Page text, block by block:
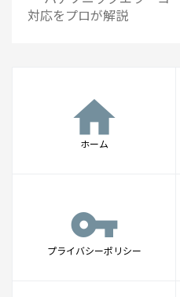
対応をプロが解説
home
ホーム
vpn_key
プライバシーポリシー